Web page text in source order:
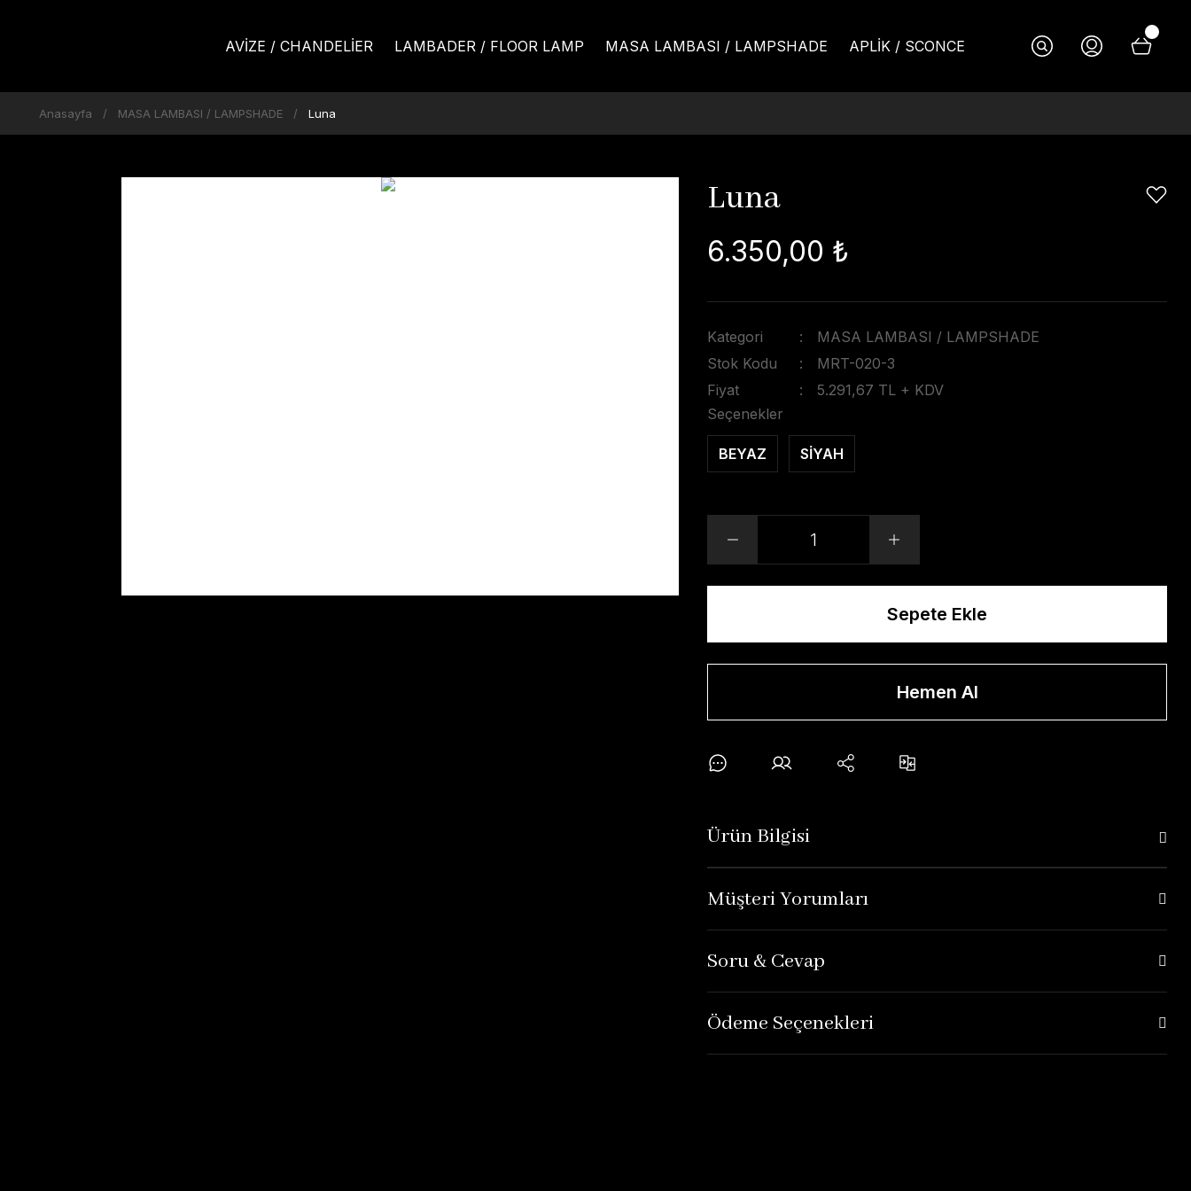
AVİZE / CHANDELİER LAMBADER / FLOOR LAMP MASA LAMBASI / LAMPSHADE APLİK / SCONCE
Anasayfa MASA LAMBASI / LAMPSHADE Luna
Luna
6.350,00 ₺
Kategori
MASA LAMBASI / LAMPSHADE
Stok Kodu
MRT-020-3
Fiyat
5.291,67 TL + KDV
Seçenekler
BEYAZ SİYAH
Sepete Ekle
Hemen Al
Ürün Bilgisi
Müşteri Yorumları
Soru & Cevap
Ödeme Seçenekleri